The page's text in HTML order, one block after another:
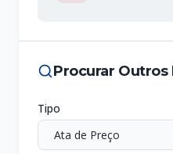
Procurar
Tipo